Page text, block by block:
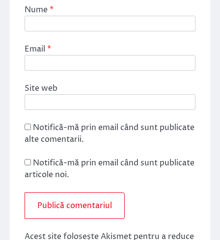
Nume*
Email *
Site web
Notifică-mă prin email când sunt publicate
alte comentarii.
Notifică-mă prin email când sunt publicate
articole noi.
Acest site folosește Akismet pentru a reduce